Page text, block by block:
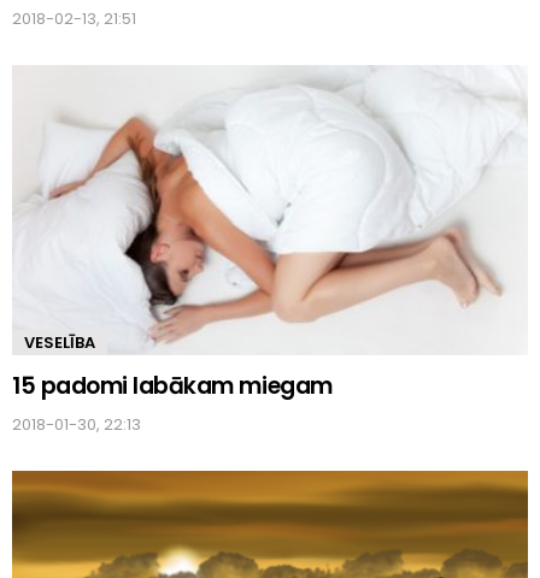
2018-02-13, 21:51
VESELĪBA
15 padomi labākam miegam
2018-01-30, 22:13